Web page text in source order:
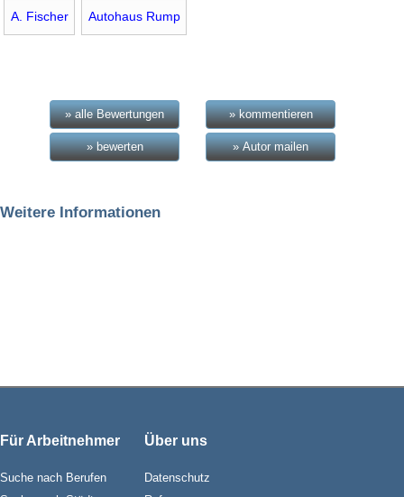
A. Fischer Autohaus Rump
» alle Bewertungen » kommentieren
» bewerten » Autor mailen
Weitere Informationen
Für Arbeitnehmer
Suche nach Berufen
Über uns
Datenschutz